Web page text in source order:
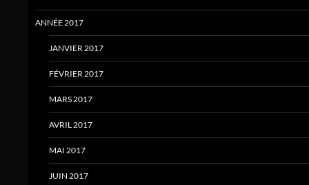
ANNÉE 2017
JANVIER 2017
FÉVRIER 2017
MARS 2017
AVRIL 2017
MAI 2017
JUIN 2017